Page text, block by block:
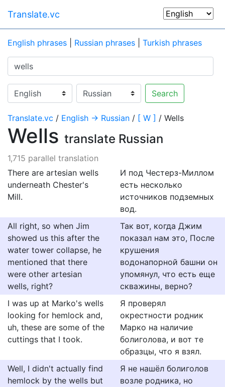
Translate.vc
English phrases Russian phrases Turkish phrases
Search
Translate.vc / English → Russian / [ W ] / Wells
Wells translate Russian
1,715 parallel translation
There are artesian wells
underneath Chester's
Mill.
И под Честерз-Миллом
есть несколько
источников подземных
вод.
All right, so when Jim
showed us this after the
water tower collapse, he
mentioned that there
were other artesian
wells, right?
Так вот, когда Джим
показал нам это, После
крушения
водонапорной башни он
упомянул, что есть еще
скважины, верно?
I was up at Marko's wells
looking for hemlock and,
uh, these are some of the
cuttings that I took.
Я проверял
окрестности родник
Марко на наличие
болиголова, и вот те
образцы, что я взял.
Well, I didn't actually find
hemlock by the wells but
Я не нашёл болиголов
возле родника, но